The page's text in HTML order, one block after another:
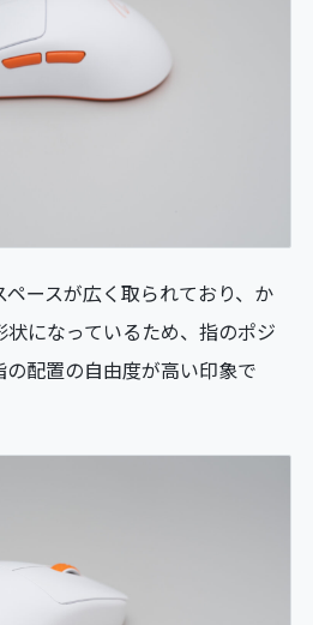
ースが広く取られており、か
になっているため、指のポジ
配置の自由度が高い印象で